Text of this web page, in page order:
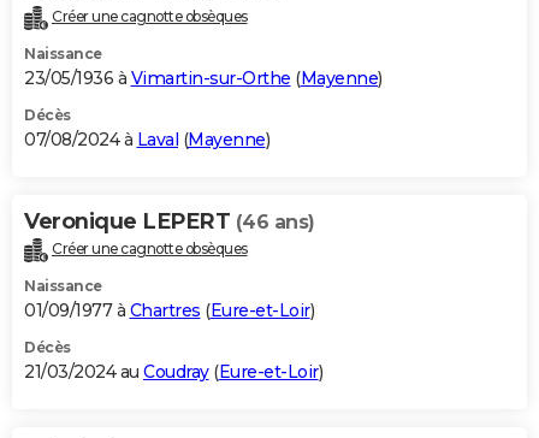
Créer une cagnotte obsèques
Naissance
23/05/1936 à Vimartin-sur-Orthe (Mayenne)
Décès
07/08/2024 à Laval (Mayenne)
Veronique LEPERT (46 ans)
Créer une cagnotte obsèques
Naissance
01/09/1977 à Chartres (Eure-et-Loir)
Décès
21/03/2024 au Coudray(Eure-et-Loir)